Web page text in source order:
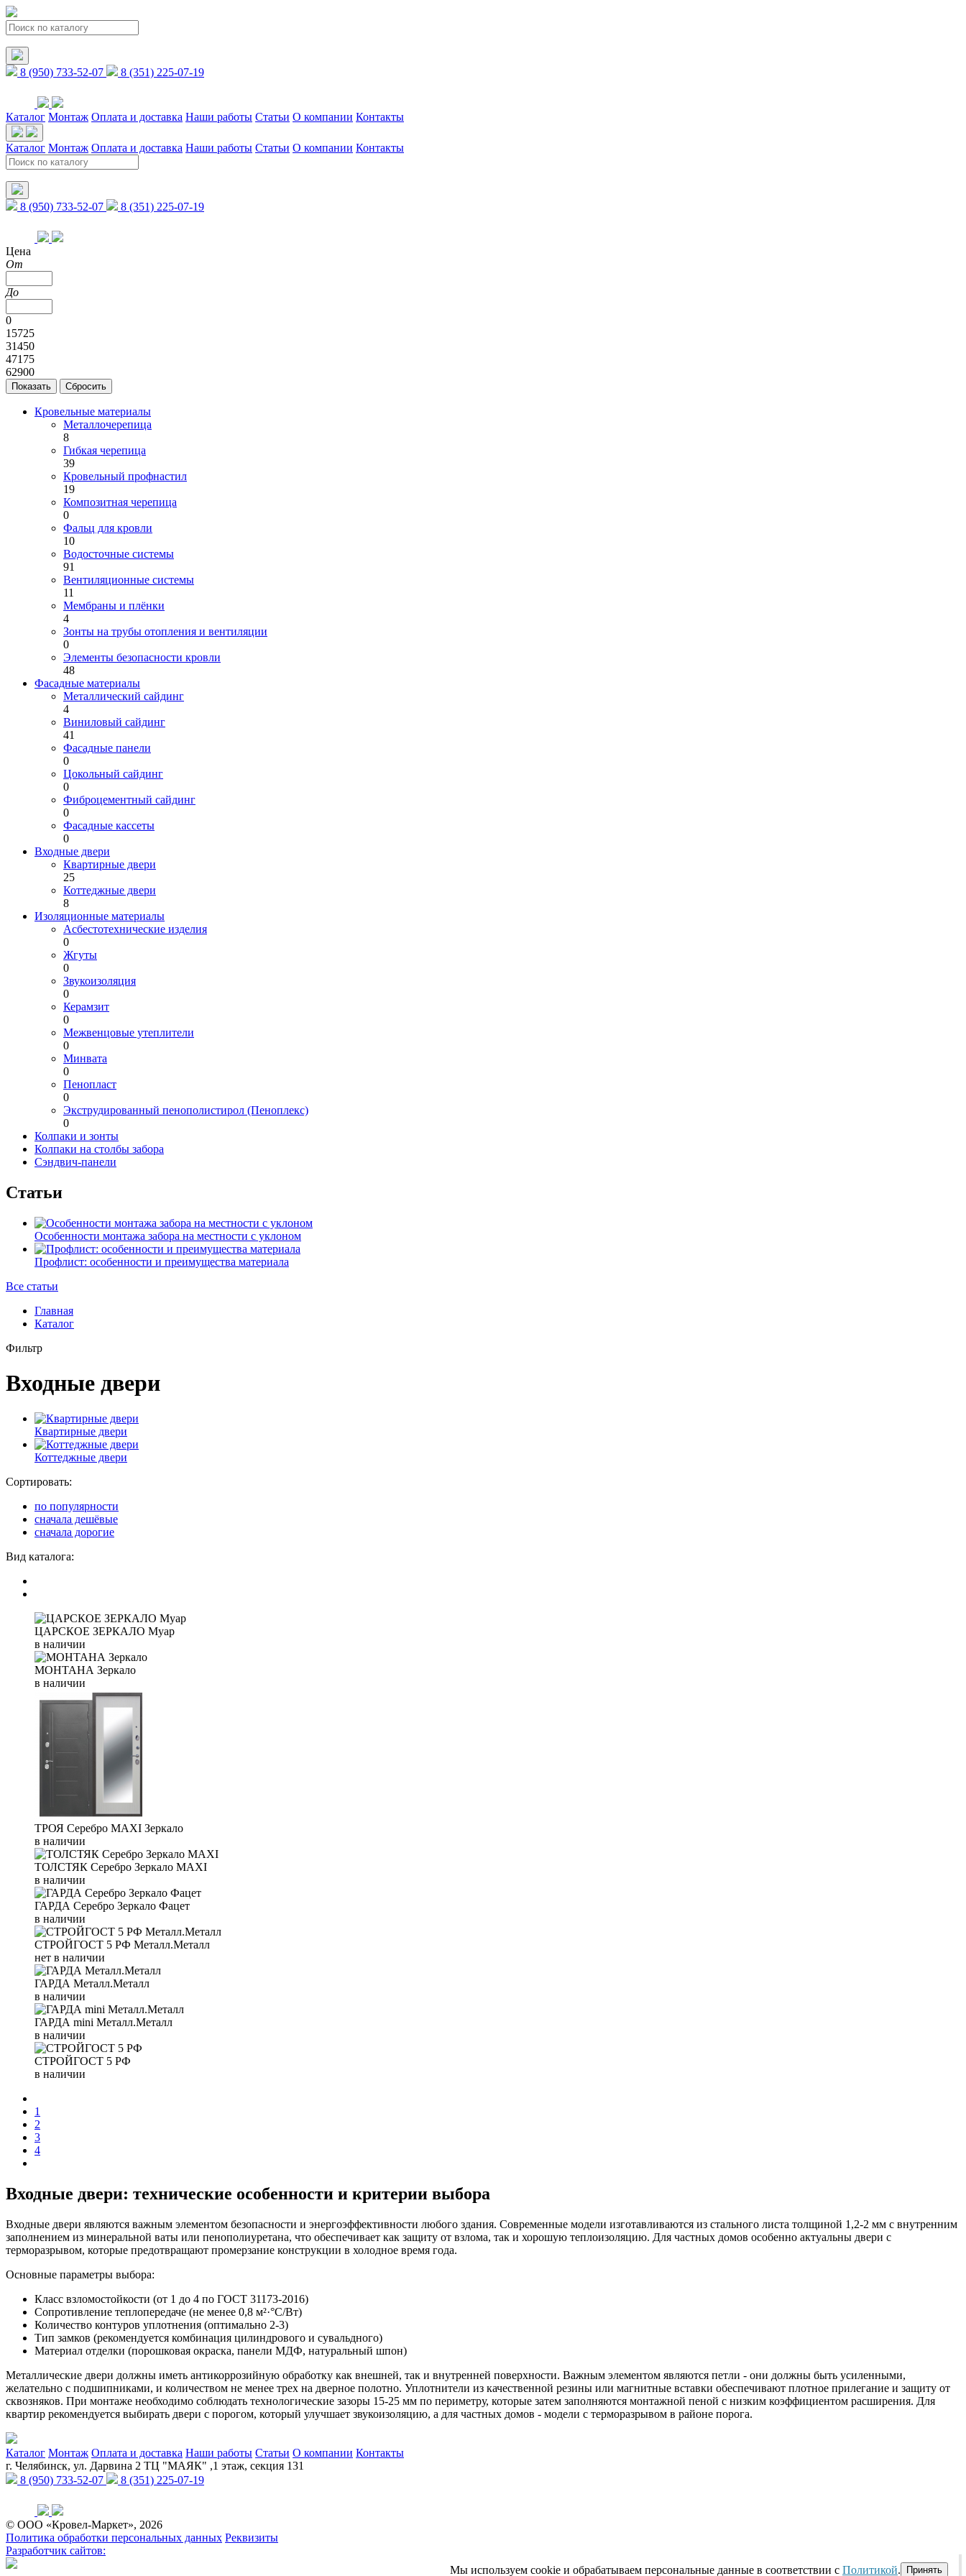
8 (950) 733-52-07 8 (351) 225-07-19
Каталог Монтаж Оплата и доставка Наши работы Статьи О компании Контакты
Каталог Монтаж Оплата и доставка Наши работы Статьи О компании Контакты
8 (950) 733-52-07 8 (351) 225-07-19
Цена
От
До
0
15725
31450
47175
62900
Кровельные материалы
Металлочерепица
8
Гибкая черепица
39
Кровельный профнастил
19
Композитная черепица
0
Фальц для кровли
10
Водосточные системы
91
Вентиляционные системы
11
Мембраны и плёнки
4
Зонты на трубы отопления и вентиляции
0
Элементы безопасности кровли
48
Фасадные материалы
Металлический сайдинг
4
Виниловый сайдинг
41
Фасадные панели
0
Цокольный сайдинг
0
Фиброцементный сайдинг
0
Фасадные кассеты
0
Входные двери
Квартирные двери
25
Коттеджные двери
8
Изоляционные материалы
Асбестотехнические изделия
0
Жгуты
0
Звукоизоляция
0
Керамзит
0
Межвенцовые утеплители
0
Минвата
0
Пенопласт
0
Экструдированный пенополистирол (Пеноплекс)
0
Колпаки и зонты
Колпаки на столбы забора
Сэндвич-панели
Статьи
Особенности монтажа забора на местности с уклоном
Профлист: особенности и преимущества материала
Все статьи
Главная
Каталог
Фильтр
Входные двери
Квартирные двери
Коттеджные двери
Сортировать:
по популярности
сначала дешёвые
сначала дорогие
Вид каталога:
ЦАРСКОЕ ЗЕРКАЛО Муар
в наличии
МОНТАНА Зеркало
в наличии
ТРОЯ Серебро MAXI Зеркало
в наличии
ТОЛСТЯК Серебро Зеркало MAXI
в наличии
ГАРДА Серебро Зеркало Фацет
в наличии
СТРОЙГОСТ 5 РФ Металл.Металл
нет в наличии
ГАРДА Металл.Металл
в наличии
ГАРДА mini Металл.Металл
в наличии
СТРОЙГОСТ 5 РФ
в наличии
1
2
3
4
Входные двери: технические особенности и критерии выбора
Входные двери являются важным элементом безопасности и энергоэффективности любого здания. Современные модели изготавливаются из стального листа толщиной 1,2-2 мм с внутренним
заполнением из минеральной ваты или пенополиуретана, что обеспечивает как защиту от взлома, так и хорошую теплоизоляцию. Для частных домов особенно актуальны двери с
терморазрывом, которые предотвращают промерзание конструкции в холодное время года.
Основные параметры выбора:
Класс взломостойкости (от 1 до 4 по ГОСТ 31173-2016)
Сопротивление теплопередаче (не менее 0,8 м²·°C/Вт)
Количество контуров уплотнения (оптимально 2-3)
Тип замков (рекомендуется комбинация цилиндрового и сувальдного)
Материал отделки (порошковая окраска, панели МДФ, натуральный шпон)
Металлические двери должны иметь антикоррозийную обработку как внешней, так и внутренней поверхности. Важным элементом являются петли - они должны быть усиленными,
желательно с подшипниками, и количеством не менее трех на дверное полотно. Уплотнители из качественной резины или магнитные вставки обеспечивают плотное прилегание и защиту от
сквозняков. При монтаже необходимо соблюдать технологические зазоры 15-25 мм по периметру, которые затем заполняются монтажной пеной с низким коэффициентом расширения. Для
квартир рекомендуется выбирать двери с порогом, который улучшает звукоизоляцию, а для частных домов - модели с терморазрывом в районе порога.
Каталог Монтаж Оплата и доставка Наши работы Статьи О компании Контакты
г. Челябинск, ул. Дарвина 2 ТЦ "МАЯК" ,1 этаж, секция 131
8 (950) 733-52-07
8 (351) 225-07-19
© ООО «Кровел-Маркет», 2026
Политика обработки персональных данных Реквизиты
Разработчик сайтов:
Мы используем cookie и обрабатываем персональные данные в соответствии с Политикой. Принять